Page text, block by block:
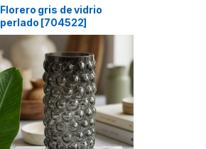
Florero gris de vidrio
perlado [704522]